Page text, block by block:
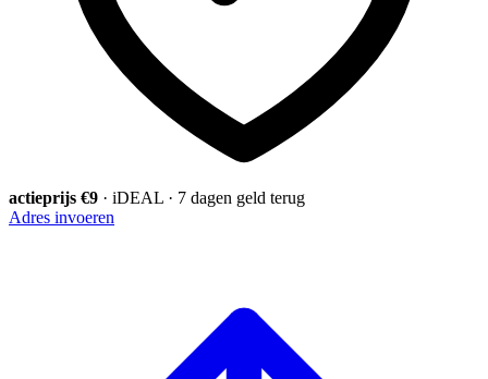
actieprijs €9 · iDEAL · 7 dagen geld terug
Adres invoeren